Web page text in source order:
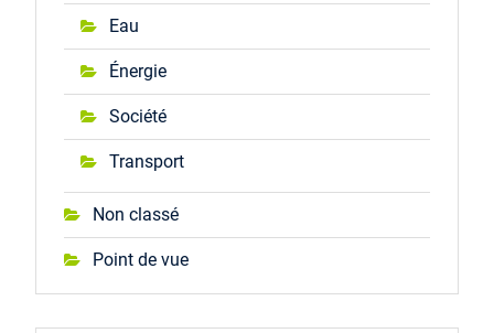
Eau
Énergie
Société
Transport
Non classé
Point de vue